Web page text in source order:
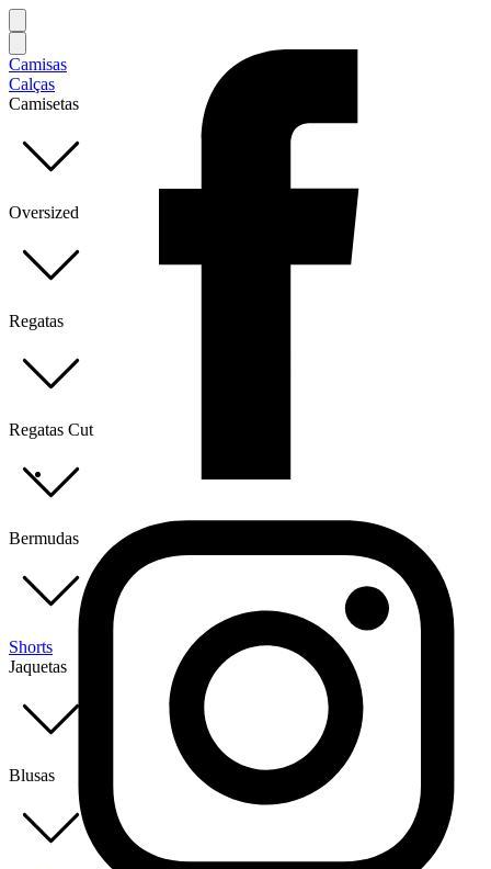
Camisas
Calças
Camisetas
Oversized
Regatas
Regatas Cut
Bermudas
Shorts
Jaquetas
Blusas